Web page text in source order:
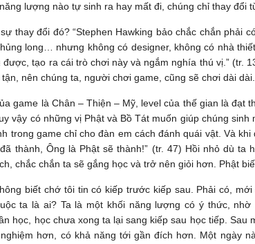
lượng nào tự sinh ra hay mất đi, chúng chỉ thay đổi
thay đổi đó? “Stephen Hawking bảo chắc chắn phải
long… nhưng không có designer, không có nhà
tạo ra cái trò chơi này và ngắm nghía thú vị.” (tr.
nên chúng ta, người chơi game, cũng sẽ chơi dài dài.
game là Chân – Thiện – Mỹ, level của thế gian là đạt
vậy có những vị Phật và Bồ Tát muốn giúp chúng
trong game chỉ cho đàn em cách đánh quái vật. Và
thành, Ông là Phật sẽ thành!” (tr. 47) Hồi nhỏ dù
chắc chắn ta sẽ gắng học và trở nên giỏi hơn. Phật
biết chớ tôi tin có kiếp trước kiếp sau. Phải có,
ta là ai? Ta là một khối năng lượng có ý thức,
học, học chưa xong ta lại sang kiếp sau học tiếp. Sau
hơn, có khả năng tới gần đích hơn. Một ngày